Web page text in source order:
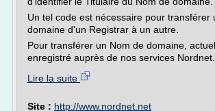
Un tel code est nécessaire pour transférer
domaine d'un Registrar à un autre.
Pour transférer un Nom de domaine,
enregistré auprès de nos services Nordnet...
Lire la suite
Site : http://www.nordnet.net